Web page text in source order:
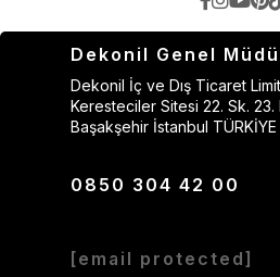
Dekonil Genel
Dekonil İç ve Dış Ticaret
Keresteciler Sitesi 22. Sk. 23.
Başakşehir İstanbul TÜRKİYE
0850 304 42 00
[email protected]